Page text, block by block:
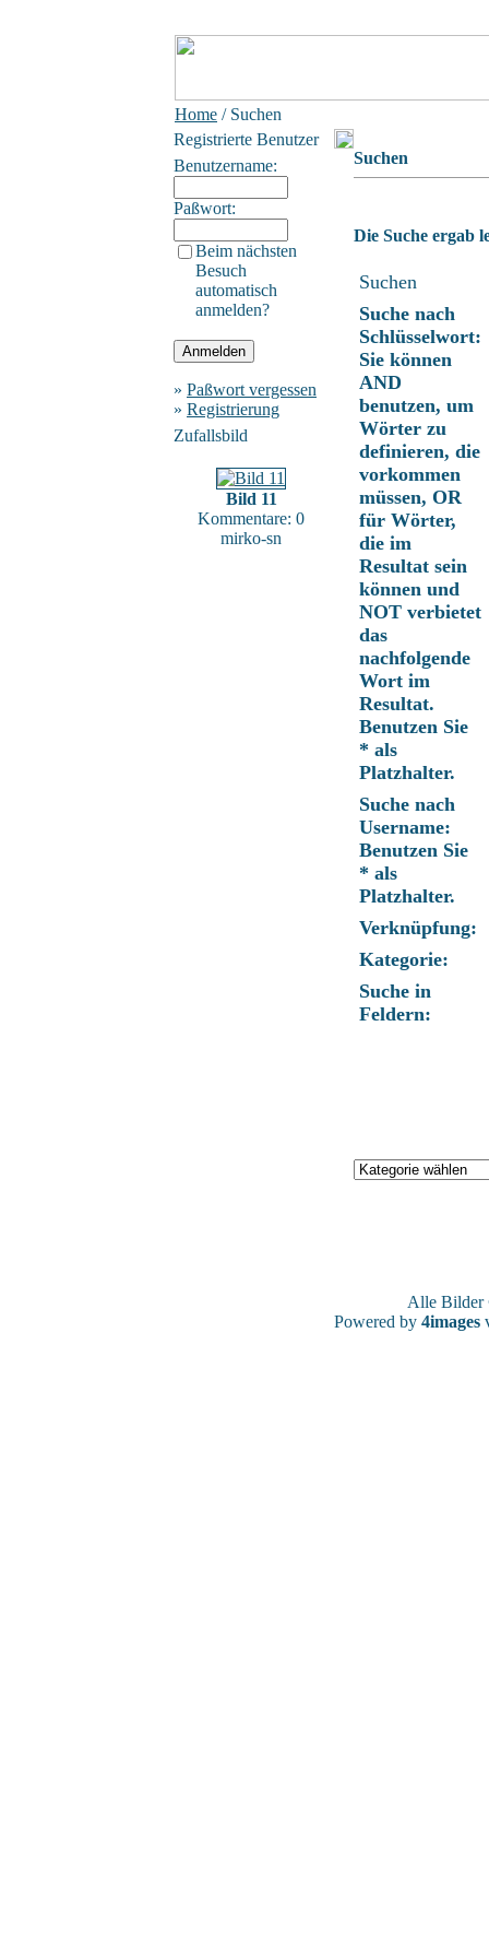
Home / Suchen
Registrierte Benutzer
Benutzername:
Paßwort:
Beim nächsten
Besuch
automatisch
anmelden?
» Paßwort vergessen
» Registrierung
Zufallsbild
Bild 11
Kommentare: 0
mirko-sn
Suchen
Die Suche ergab
Suchen
Suche nach
Schlüsselwort:
Sie können
AND
benutzen, um
Wörter zu
definieren, die
vorkommen
müssen, OR
für Wörter,
die im
Resultat sein
können und
NOT verbietet
das
nachfolgende
Wort im
Resultat.
Benutzen Sie
* als
Platzhalter.
Suche nach
Username:
Benutzen Sie
* als
Platzhalter.
Verknüpfung:
Kategorie:
Suche in
Feldern:
Alle
Powered by 4images